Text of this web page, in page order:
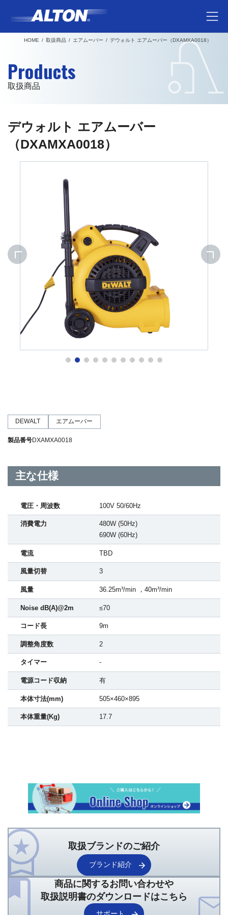
テ
ゲ
HOME 取扱商品 エアムーバー デウォルト エアムーバー（DXAMXA0018）
Products
取扱商品
デウォルト エアムーバー
（DXAMXA0018）
DEWALT エアムーバー
製品番号DXAMXA0018
主な仕様
電圧・周波数 100V 50/60Hz
消費電力
480W (50Hz)
690W (60Hz)
電流 TBD
風量切替 3
風量 36.25m³/min ，40m³/min
Noise dB(A)@2m ≤70
コード長 9m
調整角度数 2
タイマー -
電源コード収納 有
本体寸法(mm) 505×460×895
本体重量(Kg) 17.7
取扱ブランドのご紹介
ブランド紹介
商品に関するお問い合わせや
取扱説明書のダウンロードはこちら